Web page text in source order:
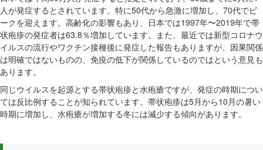
人が発症するとされています。特に50代から急激に増加し、70代でピ
ークを迎えます。高齢化の影響もあり、日本では1997年〜2019年で帯
状疱疹の発症者は63.8％増加しています。また、最近では新型コロナウ
イルスの流行やワクチン接種後に発症した報告もありますが、因果関係
は明確ではないものの、免疫の低下が関係しているのではという意見も
あります。
同じウイルスを起源とする帯状疱疹と水疱瘡ですが、発症の時期につい
ては反比例することが知られています。帯状疱疹は5月から10月の暑い
時期に増加し、水疱瘡が増加する冬には減少する傾向があります。